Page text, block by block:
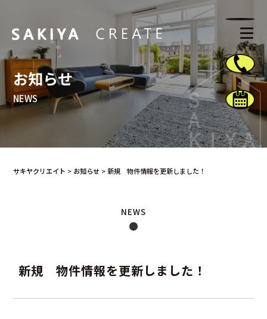
お知らせ
NEWS
サキヤクリエイト > お知らせ >新規 物件情報を更新しました！
新規 物件情報を更新しました！
NEWS